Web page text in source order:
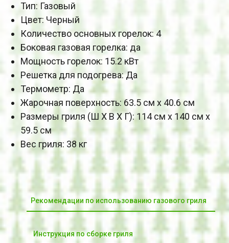
Тип: Газовый
Цвет: Черный
Количество основных горелок: 4
Боковая газовая горелка: да
Мощность горелок: 15.2 кВт
Решетка для подогрева: Да
Термометр: Да
Жарочная поверхность: 63.5 см х 40.6 см
Размеры гриля (Ш Х В Х Г): 114 см х 140 см х
59.5 см
Вес гриля: 38 кг
Рекомендации по использованию газового гриля
Инструкция по сборке гриля